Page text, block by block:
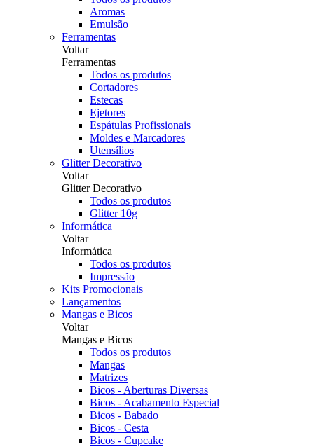
Aromas
Emulsão
Ferramentas
Voltar
Ferramentas
Todos os produtos
Cortadores
Estecas
Ejetores
Espátulas Profissionais
Moldes e Marcadores
Utensílios
Glitter Decorativo
Voltar
Glitter Decorativo
Todos os produtos
Glitter 10g
Informática
Voltar
Informática
Todos os produtos
Impressão
Kits Promocionais
Lançamentos
Mangas e Bicos
Voltar
Mangas e Bicos
Todos os produtos
Mangas
Matrizes
Bicos - Aberturas Diversas
Bicos - Acabamento Especial
Bicos - Babado
Bicos - Cesta
Bicos - Cupcake